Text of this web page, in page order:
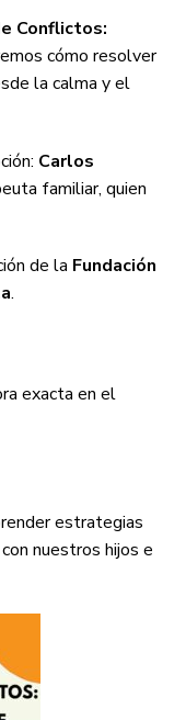
Conflictos:
cómo resolver
la calma y el
Carlos
familiar, quien
de la Fundación
.
exacta en el
estrategias
nuestros hijos e